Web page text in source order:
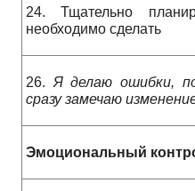
24. Тщательно
необходимо сделать
26. Я делаю ошибки,
сразу замечаю
Эмоциональный